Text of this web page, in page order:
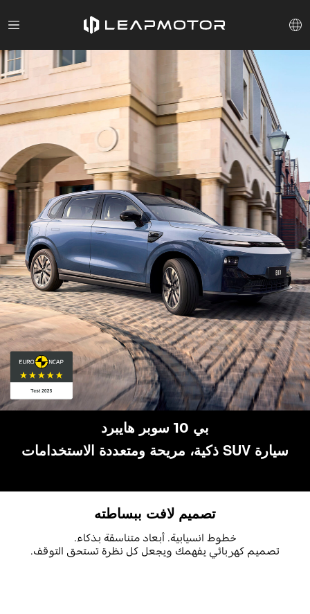
بي 10 سوبر هايبرد
سيارة SUV ذكية، مريحة ومتعددة الاستخدامات
تصميم لافت ببساطته
خطوط انسيابية. أبعاد متناسقة بذكاء.
تصميم كهربائي يفهمك ويجعل كل نظرة تستحق التوقف.